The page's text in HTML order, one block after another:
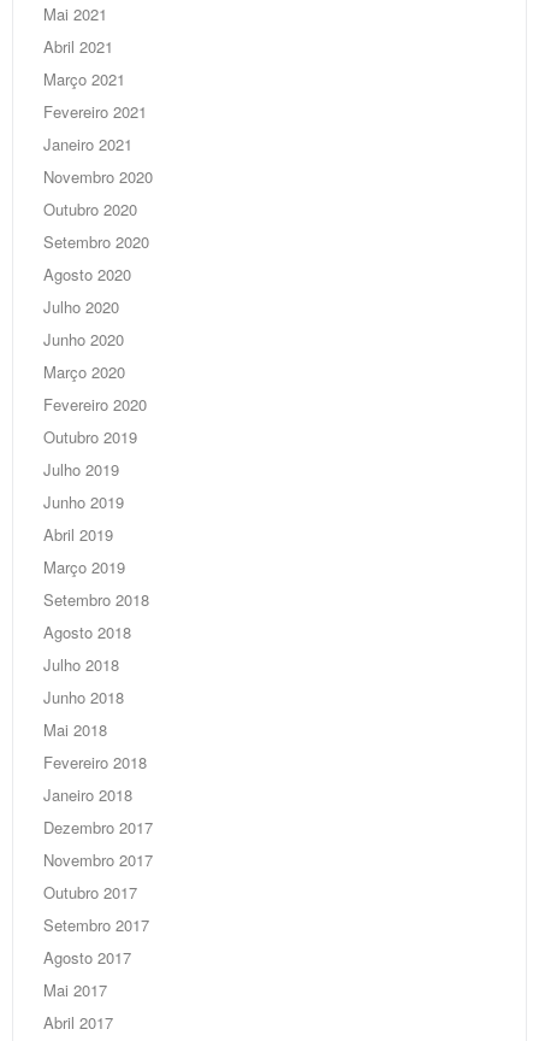
Mai 2021
Abril 2021
Março 2021
Fevereiro 2021
Janeiro 2021
Novembro 2020
Outubro 2020
Setembro 2020
Agosto 2020
Julho 2020
Junho 2020
Março 2020
Fevereiro 2020
Outubro 2019
Julho 2019
Junho 2019
Abril 2019
Março 2019
Setembro 2018
Agosto 2018
Julho 2018
Junho 2018
Mai 2018
Fevereiro 2018
Janeiro 2018
Dezembro 2017
Novembro 2017
Outubro 2017
Setembro 2017
Agosto 2017
Mai 2017
Abril 2017